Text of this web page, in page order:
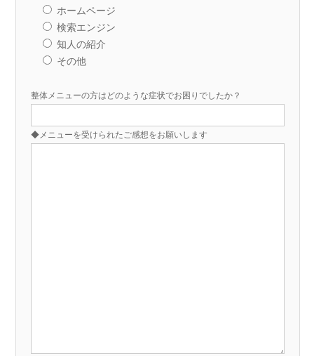
ホームページ
検索エンジン
知人の紹介
その他
整体メニューの方はどのような症状でお困りでしたか？
◆メニューを受けられたご感想をお願いします